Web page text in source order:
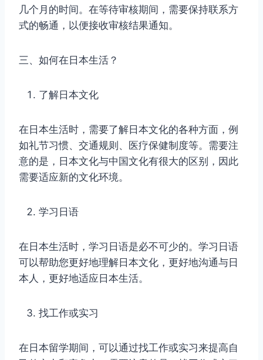
几个月的时间。在等待审核期间，需要保持联系方
式的畅通，以便接收审核结果通知。
三、如何在日本生活？
了解日本文化
在日本生活时，需要了解日本文化的各种方面，例
如礼节习惯、交通规则、医疗保健制度等。需要注
意的是，日本文化与中国文化有很大的区别，因此
需要适应新的文化环境。
学习日语
在日本生活时，学习日语是必不可少的。学习日语
可以帮助您更好地理解日本文化，更好地沟通与日
本人，更好地适应日本生活。
找工作或实习
在日本留学期间，可以通过找工作或实习来提高自